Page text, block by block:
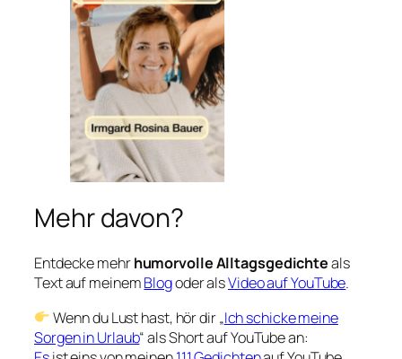
Mehr davon?
Entdecke mehrhumorvolle Alltagsgedichteals
Text auf meinemBlogoder alsVideo auf YouTube.
Wenn du Lust hast, hör dir „Ich schicke meine
Sorgen in Urlaub“ als Short auf YouTube an: